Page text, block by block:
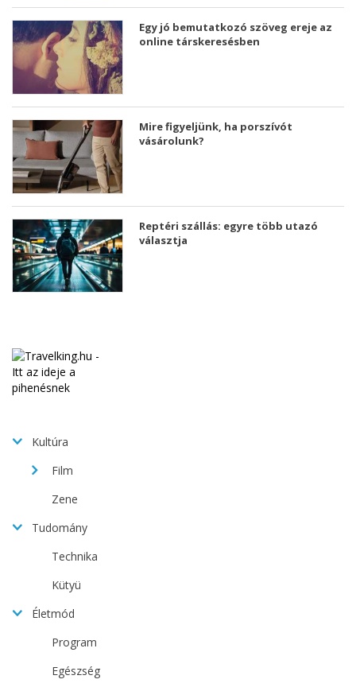
Egy jó bemutatkozó szöveg ereje az
online társkeresésben
Mire figyeljünk, ha porszívót
vásárolunk?
Reptéri szállás: egyre több utazó
választja
Kultúra
Film
Zene
Tudomány
Technika
Kütyü
Életmód
Program
Egészség